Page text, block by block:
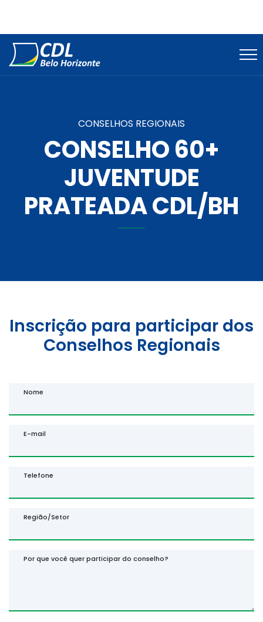
CONSELHOS REGIONAIS
CONSELHO 60+
JUVENTUDE
PRATEADA CDL/BH
Inscrição para participar dos
Conselhos Regionais
Nome
E-mail
Telefone
Região/Setor
Por que você quer participar do conselho?